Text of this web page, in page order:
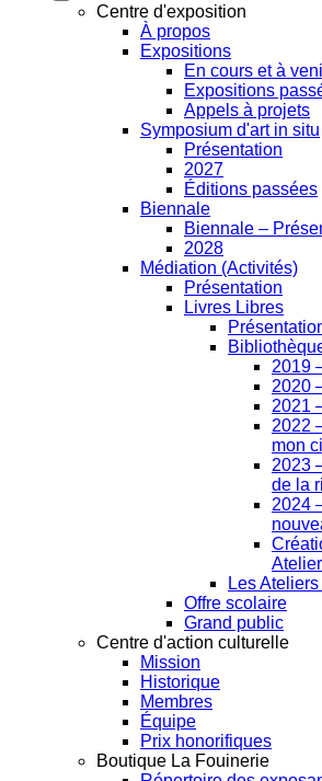
Centre d'exposition
À propos
Expositions
En cours et à
Expositions
Appels à projets
Symposium d'art in situ
Présentation
2027
Éditions passées
Biennale
Biennale –
2028
Médiation (Activités)
Présentation
Livres Libres
2019
2020
2021
2022
mon
2023
de la
2024
Les
Offre scolaire
Grand public
Centre d'action culturelle
Mission
Historique
Membres
Équipe
Prix honorifiques
Boutique La Fouinerie